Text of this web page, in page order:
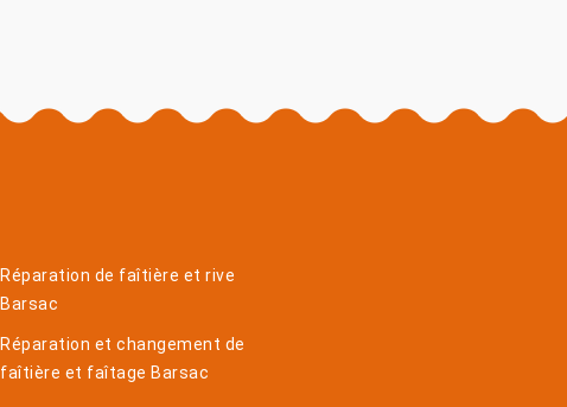
Réparation de faîtière et rive
Barsac
Réparation et changement de
faîtière et faîtage Barsac